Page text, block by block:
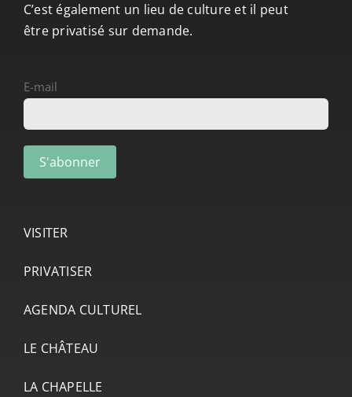
C’est également un lieu de culture et il peut
être privatisé sur demande.
E-mail
VISITER
PRIVATISER
AGENDA CULTUREL
LE CHÂTEAU
LA CHAPELLE